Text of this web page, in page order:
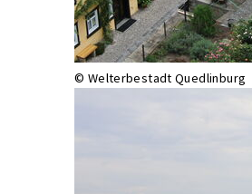
© Welterbestadt Quedlinburg